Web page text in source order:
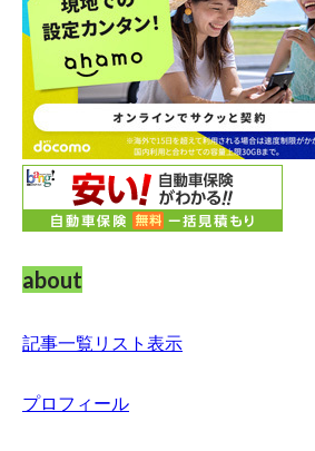
about
記事一覧リスト表示
プロフィール